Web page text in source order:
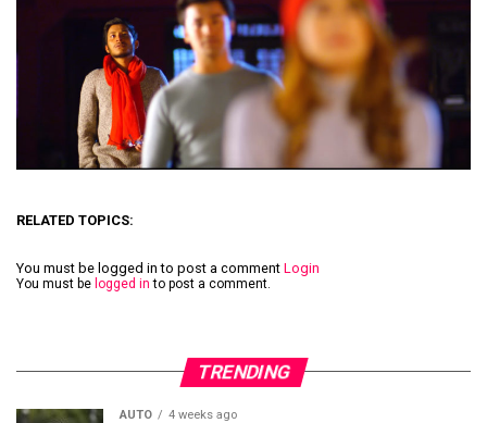
RELATED TOPICS:
You must be logged in to post a comment Login
You must be logged in to post a comment.
TRENDING
AUTO 4 weeks ago